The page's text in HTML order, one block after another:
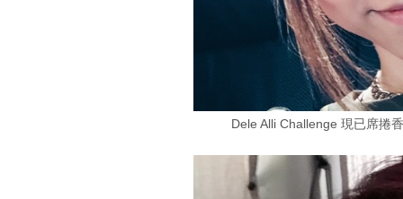
Dele Alli Challenge 現已席捲